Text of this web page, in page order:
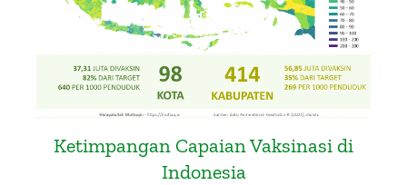
Ketimpangan Capaian Vaksinasi di
Indonesia